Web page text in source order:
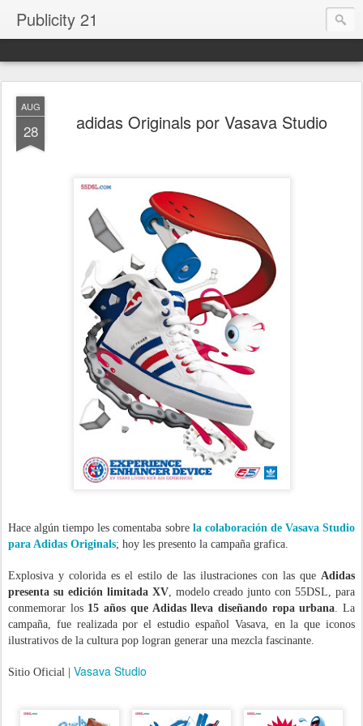
Publicity 21
AUG
28 adidas Originals por Vasava Studio
Hace algún tiempo les comentaba sobre la colaboración de Vasava Studio
para Adidas Originals; hoy les presento la campaña grafica.
Explosiva y colorida es el estilo de las ilustraciones con las que Adidas
presenta su edición limitada XV, modelo creado junto con 55DSL, para
conmemorar los 15 años que Adidas lleva diseñando ropa urbana. La
campaña, fue realizada por el estudio español Vasava, en la que iconos
ilustrativos de la cultura pop logran generar una mezcla fascinante.
Sitio Oficial | Vasava Studio